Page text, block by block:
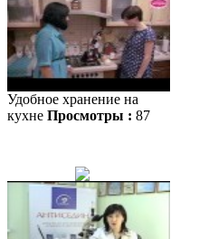
Удобное хранение на
кухне Просмотры : 87